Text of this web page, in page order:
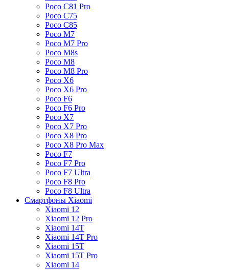
Poco C81 Pro
Poco C75
Poco C85
Poco M7
Poco M7 Pro
Poco M8s
Poco M8
Poco M8 Pro
Poco X6
Poco X6 Pro
Poco F6
Poco F6 Pro
Poco X7
Poco X7 Pro
Poco X8 Pro
Poco X8 Pro Max
Poco F7
Poco F7 Pro
Poco F7 Ultra
Poco F8 Pro
Poco F8 Ultra
Смартфоны Xiaomi
Xiaomi 12
Xiaomi 12 Pro
Xiaomi 14T
Xiaomi 14T Pro
Xiaomi 15T
Xiaomi 15T Pro
Xiaomi 14